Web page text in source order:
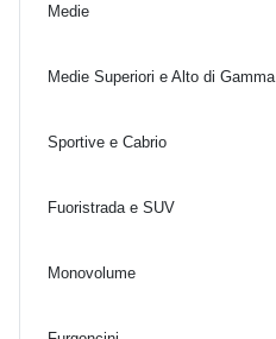
Medie
Medie Superiori e Alto di Gamma
Sportive e Cabrio
Fuoristrada e SUV
Monovolume